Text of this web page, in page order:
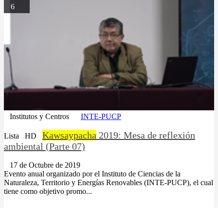
6
Institutos y Centros INTE-PUCP
Lista HD Kawsaypacha 2019: Mesa de reflexión
ambiental (Parte 07)
17 de Octubre de 2019
Evento anual organizado por el Instituto de Ciencias de la
Naturaleza, Territorio y Energías Renovables (INTE-PUCP), el cual
tiene como objetivo promo...